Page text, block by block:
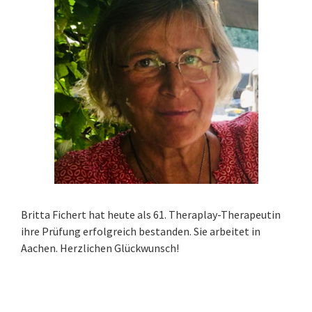
Britta Fichert hat heute als 61. Theraplay-Therapeutin
ihre Prüfung erfolgreich bestanden. Sie arbeitet in
Aachen. Herzlichen Glückwunsch!